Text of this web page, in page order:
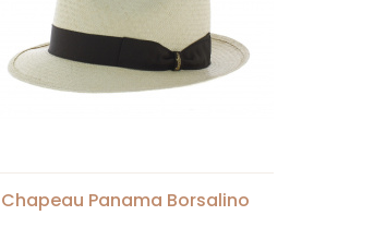
Chapeau Panama Borsalino